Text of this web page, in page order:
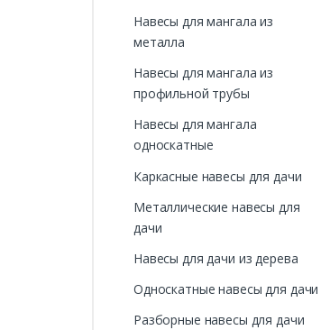
Навесы для мангала из
металла
Навесы для мангала из
профильной трубы
Навесы для мангала
односкатные
Каркасные навесы для дачи
Металлические навесы для
дачи
Навесы для дачи из дерева
Односкатные навесы для дачи
Разборные навесы для дачи